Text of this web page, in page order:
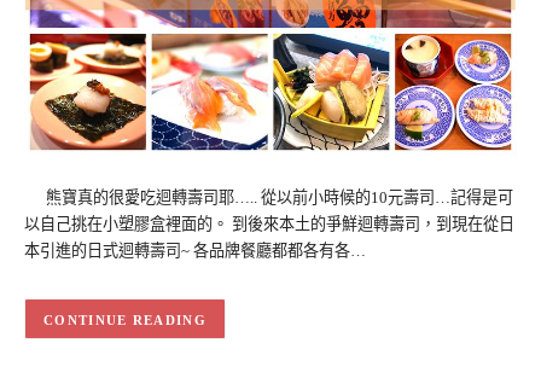
熊寶真的很愛吃迴轉壽司耶….. 從以前小時候的10元壽司…記得是可
以自己挑在小塑膠盒裡面的。 到後來本土的爭鮮迴轉壽司，到現在從日
本引進的日式迴轉壽司~ 各品牌餐廳都都各有各…
CONTINUE READING